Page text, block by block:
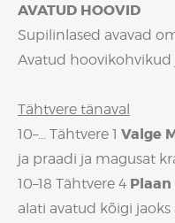
AVATUD HOOVID
Supilinlased avavad
Avatud hoovikohvikud
Tähtvere tänaval
10–... Tähtvere 1 Valge
ja praadi ja magusat
10–18 Tähtvere 4
alati avatud kõigi